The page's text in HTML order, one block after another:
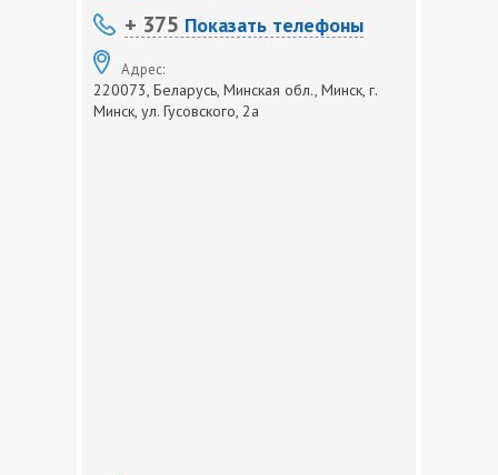
+ 375 Показать телефоны
Адрес:
220073, Беларусь, Минская обл., Минск, г.
Минск, ул. Гусовского, 2а